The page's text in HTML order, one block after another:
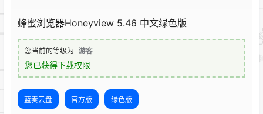
蜂蜜浏览器Honeyview 5.46 中文绿色版
您当前的等级为 游客
您已获得下载权限
蓝奏云盘 官方版 绿色版